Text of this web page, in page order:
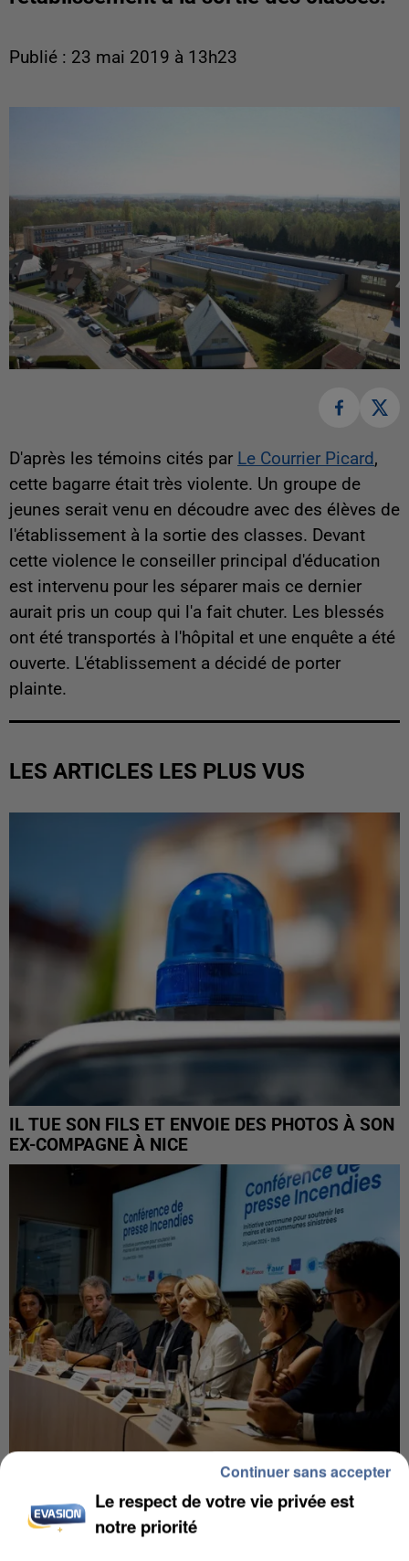
Publié : 23 mai 2019 à 13h23
D'après les témoins cités par Le Courrier Picard,
cette bagarre était très violente. Un groupe de
jeunes serait venu en découdre avec des élèves de
l'établissement à la sortie des classes. Devant
cette violence le conseiller principal d'éducation
est intervenu pour les séparer mais ce dernier
aurait pris un coup qui l'a fait chuter. Les blessés
ont été transportés à l'hôpital et une enquête a été
ouverte. L'établissement a décidé de porter
plainte.
LES ARTICLES LES PLUS VUS
IL TUE SON FILS ET ENVOIE DES PHOTOS À SON
EX-COMPAGNE À NICE
INCENDIES : L’ÎLE-DE-FRANCE LANCE UN ÉLAN
DE SOLIDARITÉ AVEC LES...
Le respect de votre vie privée est
notre priorité
Continuer sans accepter